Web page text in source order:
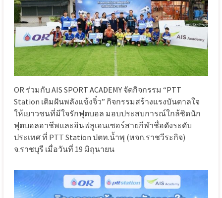
OR ร่วมกับ AIS SPORT ACADEMY จัดกิจกรรม “PTT
Station เติมฝันพลังแข้งจิ๋ว” กิจกรรมสร้างแรงบันดาลใจ
ให้เยาวชนที่มีใจรักฟุตบอล มอบประสบการณ์ใกล้ชิดนัก
ฟุตบอลอาชีพและอินฟลูเอนเซอร์สายกีฬาชื่อดังระดับ
ประเทศ ที่ PTT Station ปตท.น้ำพุ (หจก.ราชวีระกิจ)
จ.ราชบุรี เมื่อวันที่ 19 มิถุนายน